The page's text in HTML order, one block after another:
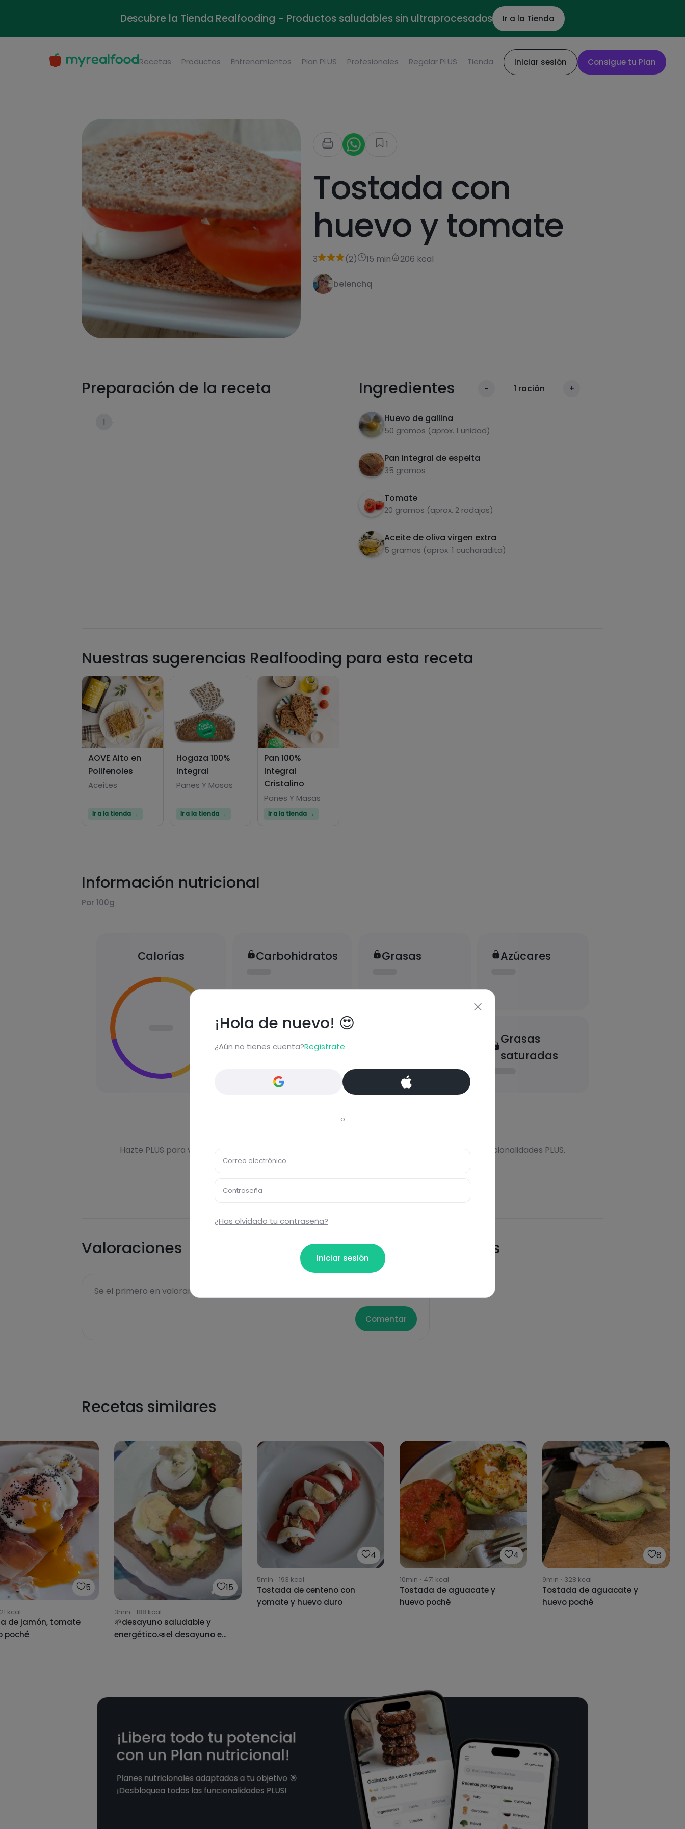
Descubre la Tienda Realfooding - Productos saludables sin ultraprocesados Ir a la Tienda
Recetas Productos Entrenamientos Plan PLUS Profesionales Regalar PLUS Tienda Iniciar sesión Consigue tu Plan
1
Tostada con
huevo y tomate
3 (2) 15 min 206 kcal
belenchq
Preparación de la receta
1 .
Ingredientes - 1 ración +
Huevo de gallina
50 gramos (aprox. 1 unidad)
Pan integral de espelta
35 gramos
Tomate
20 gramos (aprox. 2 rodajas)
Aceite de oliva virgen extra
5 gramos (aprox. 1 cucharadita)
Nuestras sugerencias Realfooding para esta receta
AOVE Alto en
Polifenoles
Aceites
Ir a la tienda →
Hogaza 100%
Integral
Panes Y Masas
Ir a la tienda →
Pan 100%
Integral
Cristalino
Panes Y Masas
Ir a la tienda →
Información nutricional
Por 100g
Calorías Carbohidratos Grasas Azúcares
Grasas
saturadas
Hazte PLUS para ver la información nutricional de las recetas, y desbloquear muchas más funcionalidades PLUS.
Valoraciones
Se el primero en valorar esta receta...
Comentar
Etiquetas
Recetas similares
5
kcal
de jamón, tomate
poché
15
3min · 188 kcal
🌱desayuno saludable y
energético.🥑el desayuno es
energía y concentración.
aguacate con huevo y
tomates frescos. todo
servido con una taza
empezar el día con energía
y alimentarse de manera
4
5min · 193 kcal
Tostada de centeno con
yomate y huevo duro
4
10min · 471 kcal
Tostada de aguacate y
huevo poché
8
9min · 328 kcal
Tostada de aguacate y
huevo poché
¡Libera todo tu potencial
con un Plan nutricional!
Planes nutricionales adaptados a tu objetivo 🎯
¡Desbloquea todas las funcionalidades PLUS!
¡Hola de nuevo! 😍
¿Aún no tienes cuenta?Regístrate
o
Correo electrónico
Contraseña
¿Has olvidado tu contraseña?
Iniciar sesión